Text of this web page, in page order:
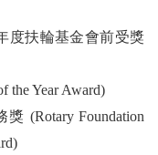
度扶輪基金會前受獎
the Year Award)
(Rotary Foundation